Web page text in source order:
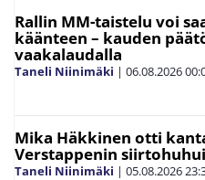
Rallin MM-taistelu voi
käänteen – kauden
vaakalaudalla
Taneli Niinimäki | 06.08.2026
Mika Häkkinen otti
Verstappenin
Taneli Niinimäki | 05.08.2026